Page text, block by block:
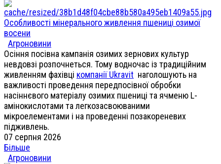
Особливості мінерального живлення пшениці озимої
восени
Агроновини
Осіння посівна кампанія озимих зернових культур
невдовзі розпочнеться. Тому водночас із традиційним
живленням фахівці компанії Ukravit наголошують на
важливості проведення передпосівної обробки
насіннєвого матеріалу озимих пшениці та ячменю L-
амінокислотами та легкозасвоюваними
мікроелементами і на проведенні позакореневих
підживлень.
07 серпня 2026
Більше
Агроновини